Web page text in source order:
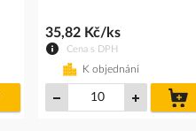
košíku
Cena s DPH
35,82 Kč/ks
K objednání